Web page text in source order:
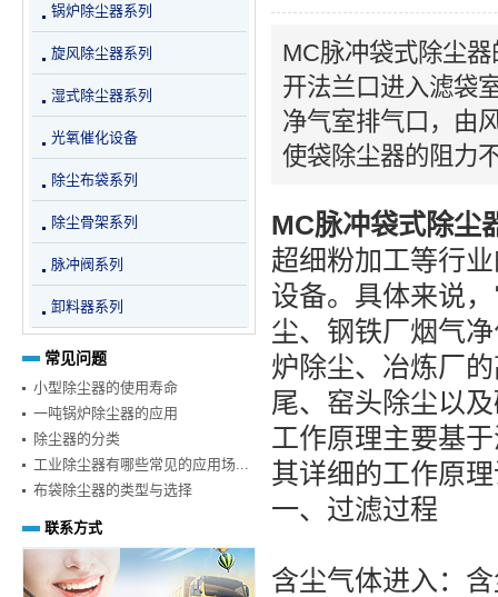
MC脉冲袋式除尘
开法兰口进入滤袋
净气室排气口，由
使袋除尘器的阻力
MC脉冲袋式除尘
超细粉加工等行
设备。具体来说
尘、钢铁厂烟气
炉除尘、冶炼厂
尾、窑头除尘以
工作原理主要基
其详细的工作原
一、过滤过程
含尘气体进入：
锅炉除尘器系列
旋风除尘器系列
湿式除尘器系列
光氧催化设备
除尘布袋系列
除尘骨架系列
脉冲阀系列
卸料器系列
常见问题
小型除尘器的使用寿命
一吨锅炉除尘器的应用
除尘器的分类
工业除尘器有哪些常见的应用场...
布袋除尘器的类型与选择
联系方式